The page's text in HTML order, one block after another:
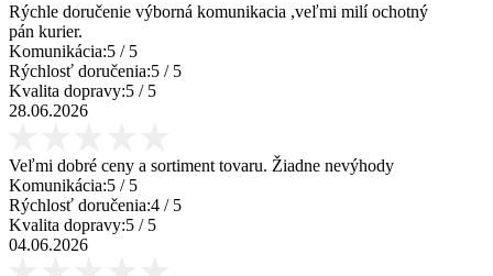
Rýchle doručenie výborná komunikacia ,veľmi milí ochotný
pán kurier.
Komunikácia:5 / 5
Rýchlosť doručenia:5 / 5
Kvalita dopravy:5 / 5
28.06.2026
Veľmi dobré ceny a sortiment tovaru. Žiadne nevýhody
Komunikácia:5 / 5
Rýchlosť doručenia:4 / 5
Kvalita dopravy:5 / 5
04.06.2026